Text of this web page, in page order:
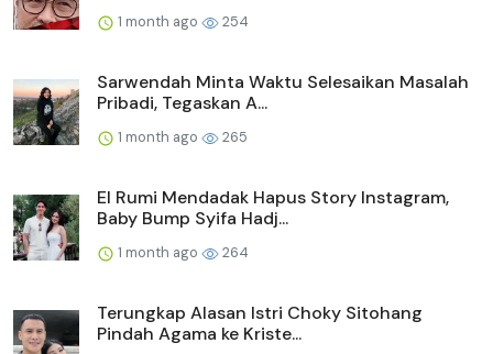
1 month ago 254
Sarwendah Minta Waktu Selesaikan Masalah
Pribadi, Tegaskan A...
1 month ago 265
El Rumi Mendadak Hapus Story Instagram,
Baby Bump Syifa Hadj...
1 month ago 264
Terungkap Alasan Istri Choky Sitohang
Pindah Agama ke Kriste...